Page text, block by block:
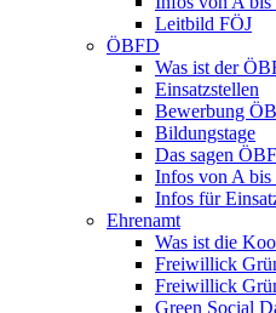
Leitbild FÖJ
ÖBFD
Was ist der
Einsatzstellen
Bewerbung
Bildungstage
Das sagen
Infos von A bis
Infos für
Ehrenamt
Was ist die
Freiwillick
Freiwillick
Green Social